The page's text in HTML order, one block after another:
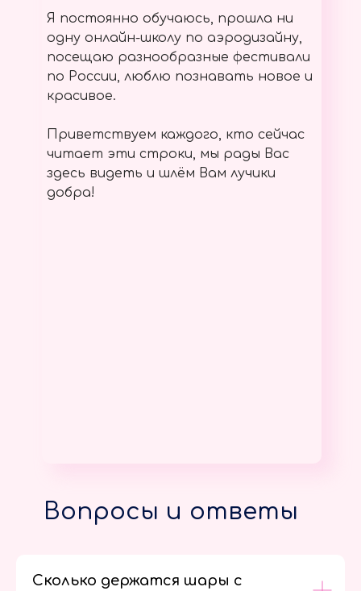
Я постоянно обучаюсь, прошла ни
одну онлайн-школу по аэродизайну,
посещаю разнообразные фестивали
по России, люблю познавать новое и
красивое.
Приветствуем каждого, кто сейчас
читает эти строки, мы рады Вас
здесь видеть и шлём Вам лучики
добра!
Вопросы и ответы
Сколько держатся шары с